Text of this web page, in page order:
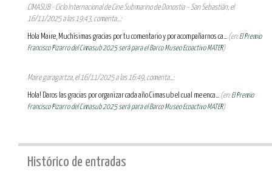
CIMASUB - Ciclo Internacional de Cine Submarino de Donostia – San Sebastián, el
16/11/2025 a las 19:43, comenta...:
Hola Maire, Muchísimas gracias por tu comentario y por acompañarnos ca... (en:El Premio
Francisco Pizarro del Cimasub 2025 será para el Barco Museo Ecoactivo MATER)
Maire garagartza, el 16/11/2025 a las 16:49, comenta...:
Hola! Daros las gracias por organizar cada año Cimasub el cual me enca... (en:El Premio
Francisco Pizarro del Cimasub 2025 será para el Barco Museo Ecoactivo MATER)
Histórico de entradas